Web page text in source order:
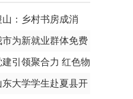
山：乡村书房成消
充电站”
市为新就业群体免费
检
建引领聚合力 红色物
暖民心
东大学学生赴夏县开